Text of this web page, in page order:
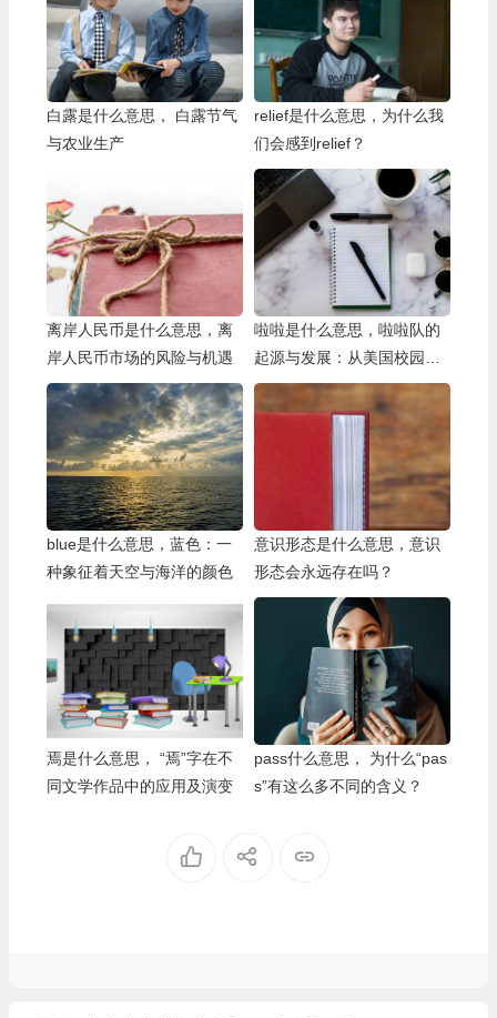
白露是什么意思， 白露节气
与农业生产
relief是什么意思，为什么我
们会感到relief？
离岸人民币是什么意思，离
岸人民币市场的风险与机遇
啦啦是什么意思，啦啦队的
起源与发展：从美国校园到
全球舞台
blue是什么意思，蓝色：一
种象征着天空与海洋的颜色
意识形态是什么意思，意识
形态会永远存在吗？
焉是什么意思， “焉”字在不
同文学作品中的应用及演变
pass什么意思， 为什么“pas
s”有这么多不同的含义？